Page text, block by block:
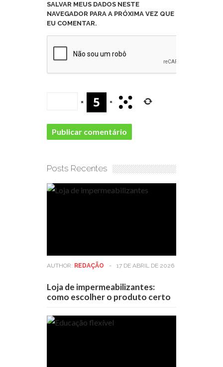
SALVAR MEUS DADOS NESTE
NAVEGADOR PARA A PRÓXIMA VEZ QUE
EU COMENTAR.
× =
Posts Recentes
AUTHOR: REDAÇÃO - 17 DE ABRIL DE 2026
Loja de impermeabilizantes:
como escolher o produto certo